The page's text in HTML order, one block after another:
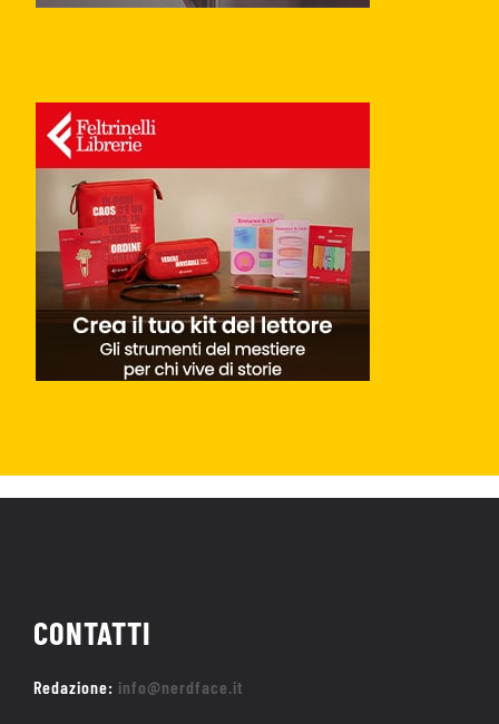
CONTATTI
Redazione: info@nerdface.it